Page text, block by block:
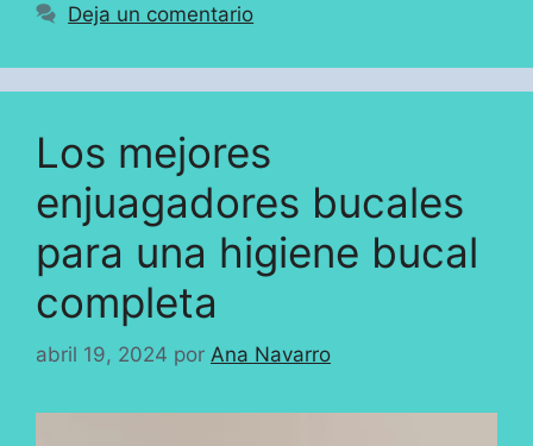
Deja un comentario
Los mejores
enjuagadores bucales
para una higiene bucal
completa
abril 19, 2024 por Ana Navarro